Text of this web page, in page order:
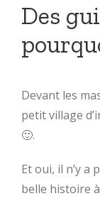
Des
Devant les
petit village
🙂.
Et oui, il n’y a
belle histoire